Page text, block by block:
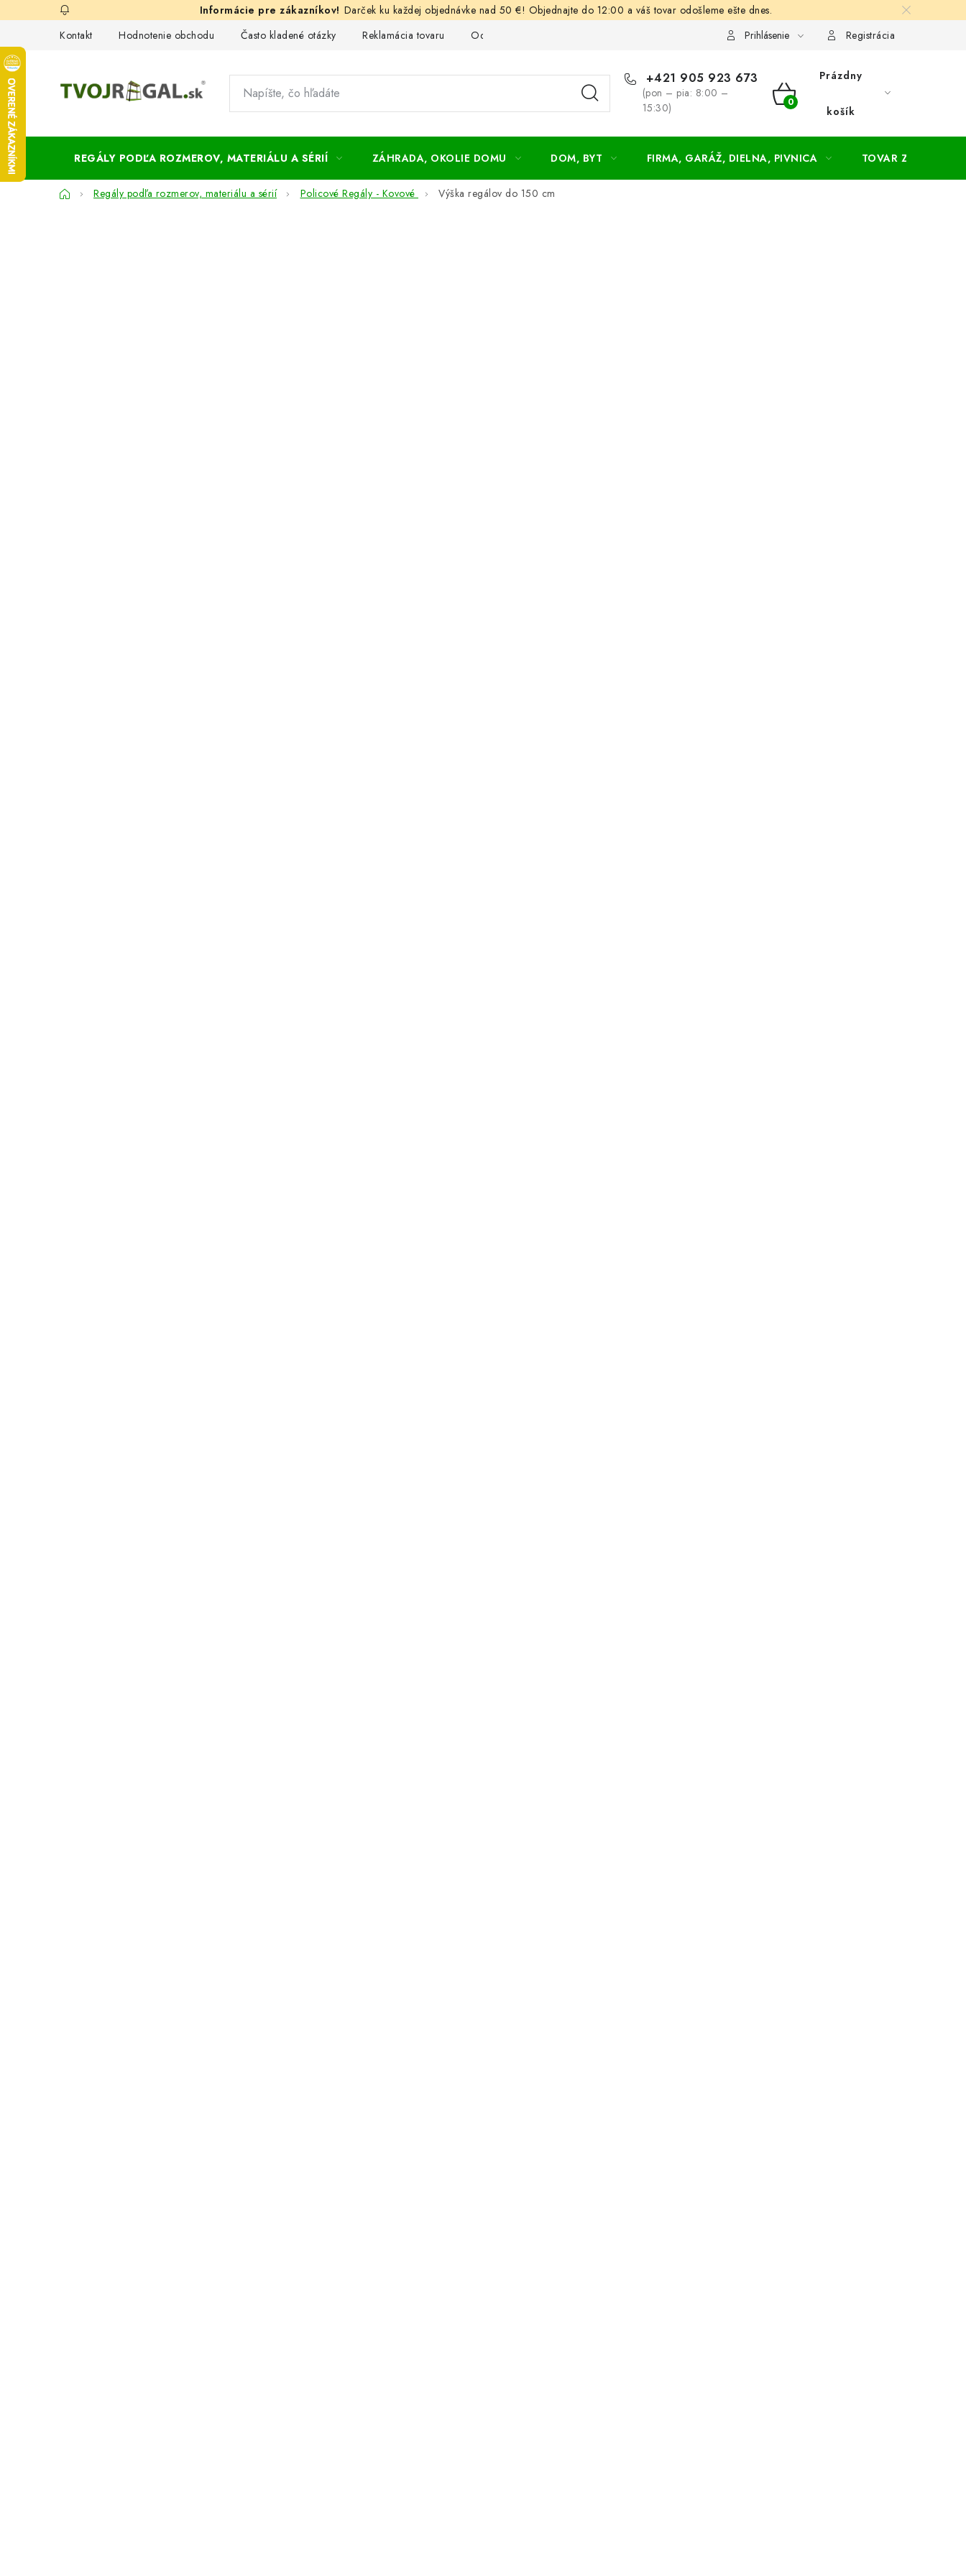
na
Darček ku každej objednávke nad 50 €! Objednajte do 12:00 a váš tovar odošleme ešte dnes.
Kontakt
Hodnotenie obchodu Často kladené otázky Reklamácia tovaru Odstúpenie od kúpnej zmluvy Obchodné a dodacie podmienky Zásady ochrany osobných údajov
Prihlásenie Registrácia
+421 905 923 673
(pon – pia: 8:00 –
15:30)
NÁKUPNÝ
Prázdny
košík
REGÁLY PODĽA ROZMEROV, MATERIÁLU A SÉRIÍ ZÁHRADA, OKOLIE DOMU DOM, BYT FIRMA, GARÁŽ, DIELNA, PIVNICA TOVAR ZA
DomovRegály podľa rozmerov, materiálu a sérií Policové Regály - Kovové Výška regálov do 150 cm